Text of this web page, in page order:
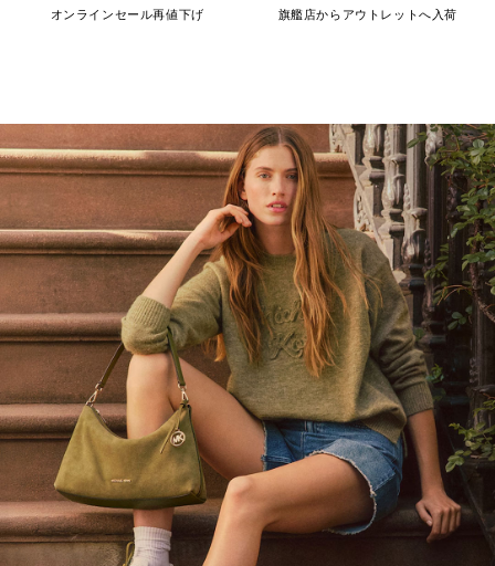
オンラインセール再値下げ 旗艦店からアウトレットへ入荷